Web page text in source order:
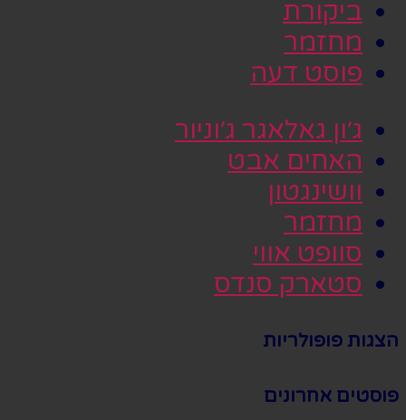
ביקורת
מחזמר
פוסט דעה
ג׳ון גאלאגר ג׳וניור
האחים אבט
וושינגטון
מחזמר
סוופט אווי
סטארק סנדס
הצגות פופולריות
פוסטים אחרונים